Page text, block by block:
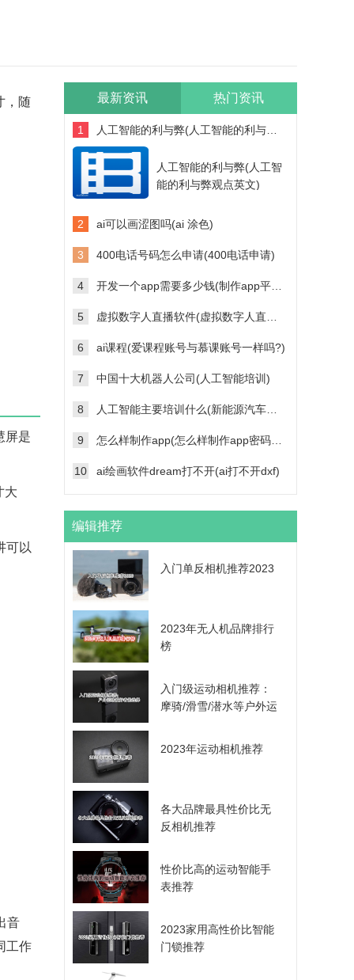
，随
屏是
大
可以
音
工作
最新资讯 热门资讯
1
人工智能的利与弊(人工智
能的利与弊观点英文)
2 ai可以画涩图吗(ai 涂色)
3 400电话号码怎么申请(400电话申请)
4
5
6 ai课程(爱课程账号与慕课账号一样吗?)
7 中国十大机器人公司(人工智能培训)
8
9
10 ai绘画软件dream打不开(ai打不开dxf)
编辑推荐
入门单反相机推荐2023
2023年无人机品牌排行
榜
入门级运动相机推荐：
摩骑/滑雪/潜水等户外运
2023年运动相机推荐
各大品牌最具性价比无
反相机推荐
性价比高的运动智能手
表推荐
2023家用高性价比智能
门锁推荐